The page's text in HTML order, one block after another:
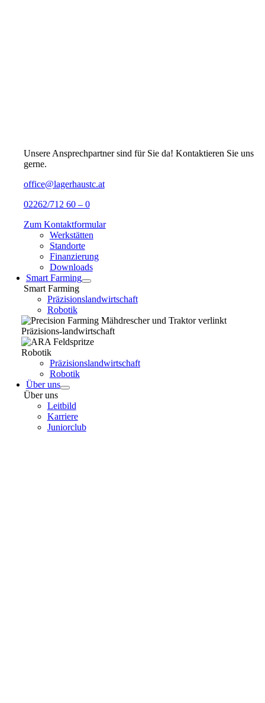
Unsere Ansprechpartner sind für Sie da! Kontaktieren Sie uns
gerne.
office@lagerhaustc.at
02262/712 60 – 0
Zum Kontaktformular
Werkstätten
Standorte
Finanzierung
Downloads
Smart Farming
Smart Farming
Präzisionslandwirtschaft
Robotik
Präzisions-landwirtschaft
Robotik
Präzisionslandwirtschaft
Robotik
Über uns
Über uns
Leitbild
Karriere
Juniorclub